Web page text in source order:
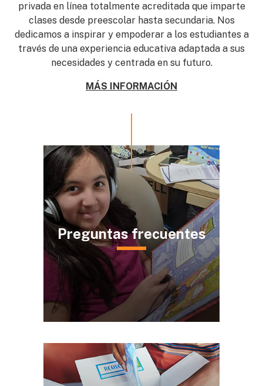
privada en línea totalmente acreditada que imparte
clases desde preescolar hasta secundaria. Nos
dedicamos a inspirar y empoderar a los estudiantes a
través de una experiencia educativa adaptada a sus
necesidades y centrada en su futuro.
MÁS INFORMACIÓN
Preguntas frecuentes